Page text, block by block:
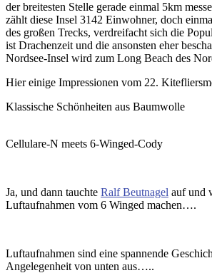
der breitesten Stelle gerade einmal 5km
zählt diese Insel 3142 Einwohner, doch
des großen Trecks, verdreifacht sich die
ist Drachenzeit und die ansonsten eher
Nordsee-Insel wird zum Long Beach des
Hier einige Impressionen vom 22.
Klassische Schönheiten aus Baumwolle
Cellulare-N meets 6-Winged-Cody
Ja, und dann tauchte Ralf Beutnagel auf und
Luftaufnahmen vom 6 Winged machen….
Luftaufnahmen sind eine spannende
Angelegenheit von unten aus…..